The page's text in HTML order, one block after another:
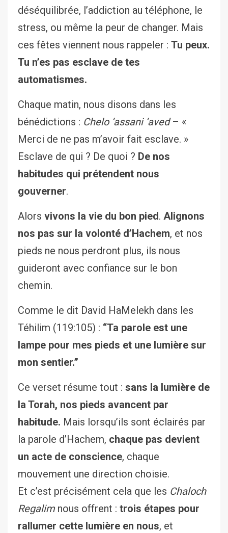
déséquilibrée, l’addiction au téléphone, le
stress, ou même la peur de changer. Mais
ces fêtes viennent nous rappeler : Tu peux.
Tu n’es pas esclave de tes
automatismes.
Chaque matin, nous disons dans les
bénédictions : Chelo ‘assani ‘aved– «
Merci de ne pas m’avoir fait esclave. »
Esclave de qui ? De quoi ? De nos
habitudes qui prétendent nous
gouverner.
Alors vivons la vie du bon pied. Alignons
nos pas sur la volonté d’Hachem, et nos
pieds ne nous perdront plus, ils nous
guideront avec confiance sur le bon
chemin.
Comme le dit David HaMelekh dans les
Téhilim (119:105) : “Ta parole est une
lampe pour mes pieds et une lumière sur
mon sentier.”
Ce verset résume tout : sans la lumière de
la Torah, nos pieds avancent par
habitude. Mais lorsqu’ils sont éclairés par
la parole d’Hachem, chaque pas devient
un acte de conscience, chaque
mouvement une direction choisie.
Et c’est précisément cela que les Chaloch
Regalim nous offrent : trois étapes pour
rallumer cette lumière en nous, et